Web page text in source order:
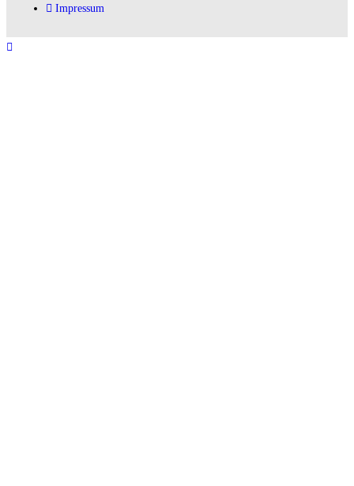
Impressum